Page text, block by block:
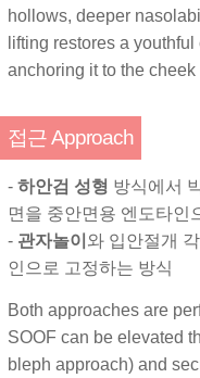
hollows, deeper
lifting restores a
anchoring it to the cheek
접근 Approach
-하안검 성형 방식에서
면을 중안면용 엔도타인
- 관자놀이 와 입안절개
인으로 고정하는 방식
Both approaches are
SOOF can be elevated
bleph approach) and